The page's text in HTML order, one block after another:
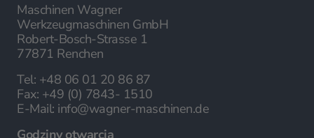
Maschinen Wagner
Werkzeugmaschinen GmbH
Robert-Bosch-Strasse 1
77871 Renchen
Tel: +48 06 01 20 86 87
Fax: +49 (0) 7843- 1510
E-Mail: info@wagner-maschinen.de
Godziny otwarcia